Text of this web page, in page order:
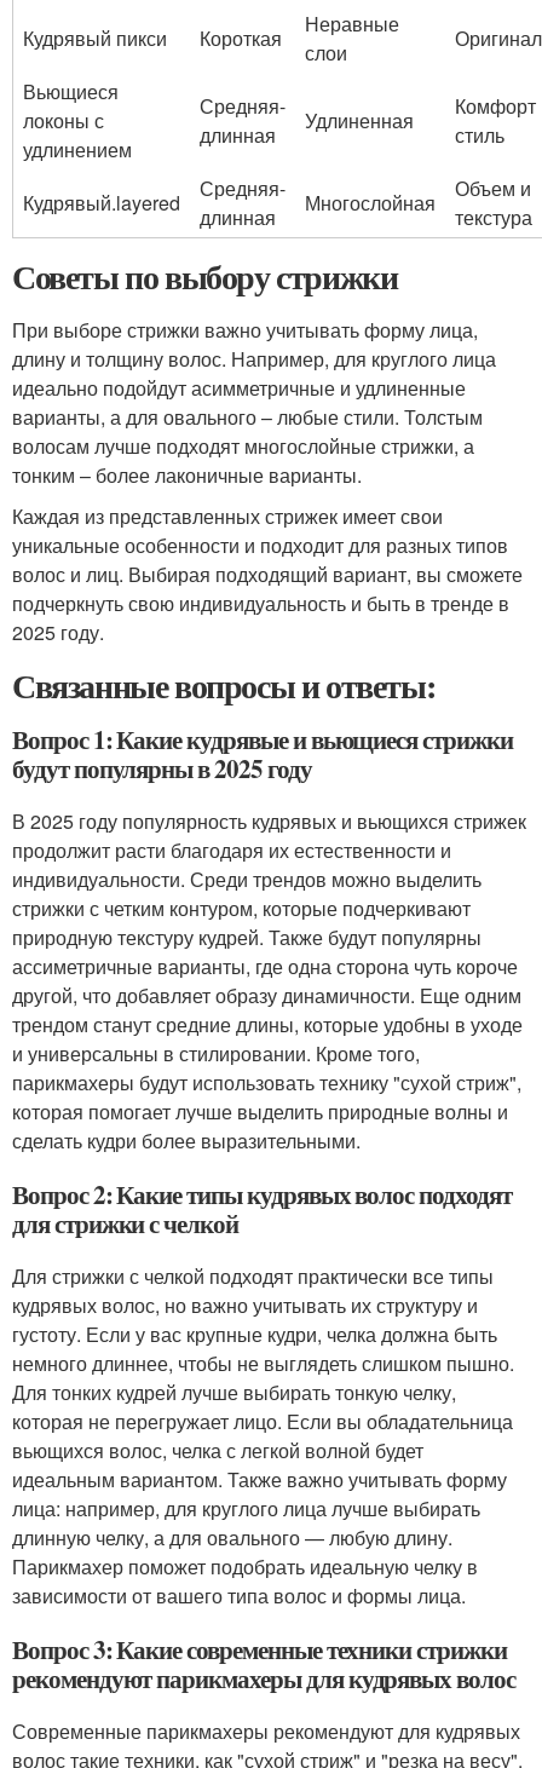
Кудрявый пикси
Короткая
Неравные
слои
Вьющиеся
локоны с
удлинением
Средняя-
длинная
Удлиненная
Комфорт
стиль
Кудрявый.layered
Средняя-
длинная
Многослойная
Объем и
текстура
Советы по выбору стрижки
При выборе стрижки важно учитывать форму лица,
длину и толщину волос. Например, для круглого лица
идеально подойдут асимметричные и удлиненные
варианты, а для овального – любые стили. Толстым
волосам лучше подходят многослойные стрижки, а
тонким – более лаконичные варианты.
Каждая из представленных стрижек имеет свои
уникальные особенности и подходит для разных типов
волос и лиц. Выбирая подходящий вариант, вы сможете
подчеркнуть свою индивидуальность и быть в тренде в
2025 году.
Связанные вопросы и ответы:
Вопрос 1: Какие кудрявые и вьющиеся стрижки
будут популярны в 2025 году
В 2025 году популярность кудрявых и вьющихся стрижек
продолжит расти благодаря их естественности и
индивидуальности. Среди трендов можно выделить
стрижки с четким контуром, которые подчеркивают
природную текстуру кудрей. Также будут популярны
ассиметричные варианты, где одна сторона чуть короче
другой, что добавляет образу динамичности. Еще одним
трендом станут средние длины, которые удобны в уходе
и универсальны в стилировании. Кроме того,
парикмахеры будут использовать технику "сухой стриж",
которая помогает лучше выделить природные волны и
сделать кудри более выразительными.
Вопрос 2: Какие типы кудрявых волос подходят
для стрижки с челкой
Для стрижки с челкой подходят практически все типы
кудрявых волос, но важно учитывать их структуру и
густоту. Если у вас крупные кудри, челка должна быть
немного длиннее, чтобы не выглядеть слишком пышно.
Для тонких кудрей лучше выбирать тонкую челку,
которая не перегружает лицо. Если вы обладательница
вьющихся волос, челка с легкой волной будет
идеальным вариантом. Также важно учитывать форму
лица: например, для круглого лица лучше выбирать
длинную челку, а для овального — любую длину.
Парикмахер поможет подобрать идеальную челку в
зависимости от вашего типа волос и формы лица.
Вопрос 3: Какие современные техники стрижки
рекомендуют парикмахеры для кудрявых волос
Современные парикмахеры рекомендуют для кудрявых
волос такие техники, как "сухой стриж" и "резка на весу".